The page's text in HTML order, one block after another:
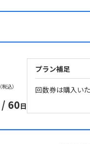
（税込）
/ 60日
プラン補足
回数券は購入い